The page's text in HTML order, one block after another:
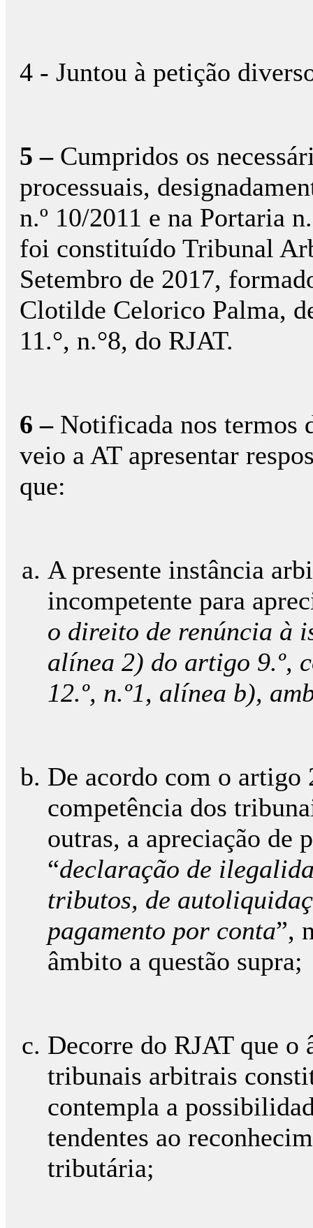
4 - Juntou à petição
5 –Cumpridos os
processuais,
n.º 10/2011 e na Portaria
foi constituído Tribunal
Setembro de 2017,
Clotilde Celorico Palma,
11.°, n.°8, do RJAT.
6 –Notificada nos termos
veio a AT apresentar
que:
A presente instância
incompetente para
o direito de renúncia à
alínea 2) do artigo 9.º,
12.º, n.º1, alínea b),
De acordo com o artigo
competência dos
outras, a apreciação de
“declaração de
tributos, de
pagamento por conta”,
âmbito a questão supra;
Decorre do RJAT que o
tribunais arbitrais
contempla a
tendentes ao
tributária;